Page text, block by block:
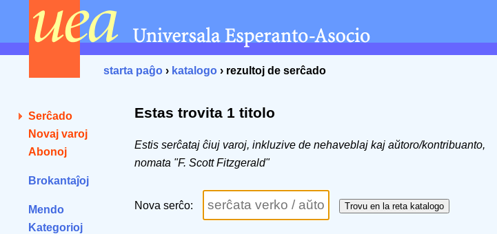
starta paĝo › katalogo › rezultoj de serĉado
Serĉado
Novaj varoj
Abonoj
Brokantaĵoj
Mendo
Kategorioj
Estas trovita 1 titolo
Estis serĉataj ĉiuj varoj, inkluzive de nehaveblaj kaj aŭtoro/kontribuanto,
nomata "F. Scott Fitzgerald"
Nova serĉo: